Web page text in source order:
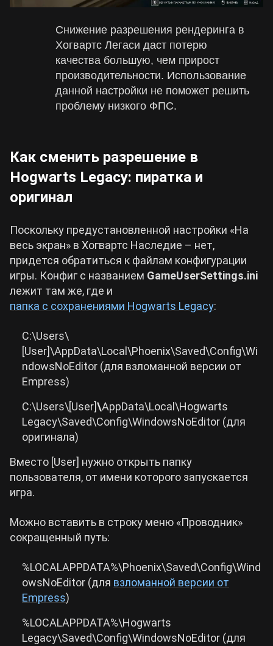
Снижение разрешения рендеринга в
Хогвартс Легаси даст потерю
качества большую, чем прирост
производительности. Использование
данной настройки не поможет решить
проблему низкого ФПС.
Как сменить разрешение в
Hogwarts Legacy: пиратка и
оригинал
Поскольку предустановленной настройки «На
весь экран» в Хогвартс Наследие – нет,
придется обратиться к файлам конфигурации
игры. Конфиг с названием GameUserSettings.ini
лежит там же, где и
папка с сохранениями Hogwarts Legacy:
C:\Users\
[User]\AppData\Local\Phoenix\Saved\Config\Wi
ndowsNoEditor (для взломанной версии от
Empress)
C:\Users\[User]\AppData\Local\Hogwarts
Legacy\Saved\Config\WindowsNoEditor (для
оригинала)
Вместо [User] нужно открыть папку
пользователя, от имени которого запускается
игра.
Можно вставить в строку меню «Проводник»
сокращенный путь:
%LOCALAPPDATA%\Phoenix\Saved\Config\Wind
owsNoEditor (для взломанной версии от
Empress)
%LOCALAPPDATA%\Hogwarts
Legacy\Saved\Config\WindowsNoEditor (для